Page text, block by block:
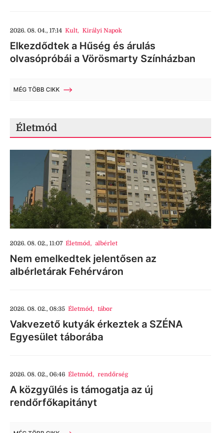
2026. 08. 04., 17:14 Kult, Királyi Napok
Elkezdődtek a Hűség és árulás
olvasópróbái a Vörösmarty Színházban
MÉG TÖBB CIKK
Életmód
2026. 08. 02., 11:07 Életmód, albérlet
Nem emelkedtek jelentősen az
albérletárak Fehérváron
2026. 08. 02., 08:35 Életmód, tábor
Vakvezető kutyák érkeztek a SZÉNA
Egyesület táborába
2026. 08. 02., 06:46 Életmód, rendőrség
A közgyűlés is támogatja az új
rendőrfőkapitányt